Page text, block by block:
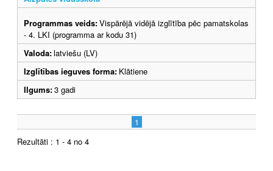
Programmas veids:Vispārējā vidējā izglītība pēc pamatskolas
- 4. LKI (programma ar kodu 31)
Valoda:latviešu (LV)
Izglītības ieguves forma: Klātiene
Ilgums:3 gadi
1
Rezultāti : 1 - 4 no 4